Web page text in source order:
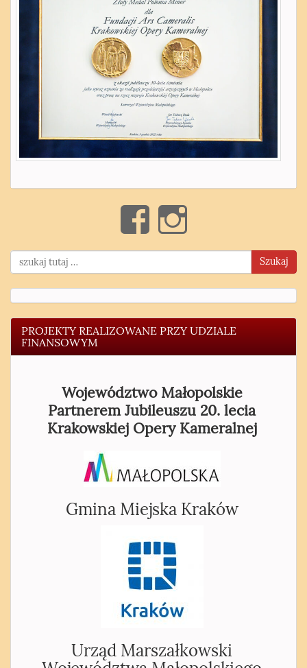
a
c
Szukaj
PROJEKTY REALIZOWANE PRZY UDZIALE
FINANSOWYM
Województwo Małopolskie
Partnerem Jubileuszu 20. lecia
Krakowskiej Opery Kameralnej
Gmina Miejska Kraków
Urząd Marszałkowski